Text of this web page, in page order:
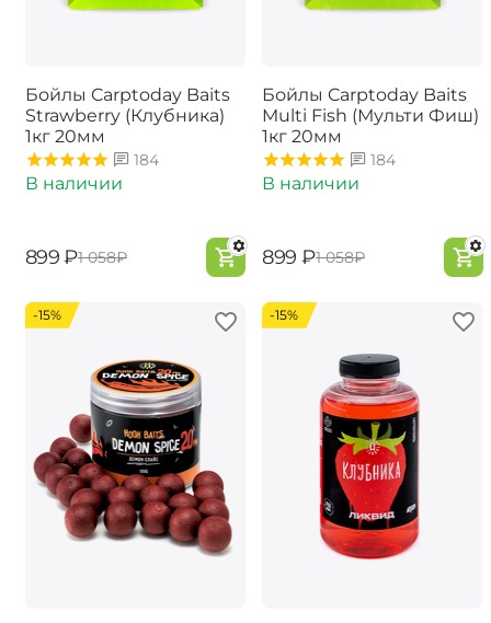
Бойлы Carptoday Baits
Strawberry (Клубника)
1кг 20мм
184
В наличии
‍899‍ ₽‍1 058‍₽
Бойлы Carptoday Baits
Multi Fish (Мульти Фиш)
1кг 20мм
184
В наличии
‍899‍ ₽‍1 058‍₽
-15% -15%